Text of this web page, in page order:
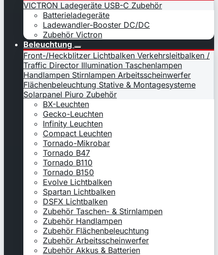
VICTRON Ladegeräte USB-C Zubehör
Batterieladegeräte
Ladewandler-Booster DC/DC
Zubehör Victron
Beleuchtung
Front-/Heckblitzer Lichtbalken Verkehrsleitbalken /
Traffic Director Illumination Taschenlampen
Handlampen Stirnlampen Arbeitsscheinwerfer
Flächenbeleuchtung Stative & Montagesysteme
Solarpanel Piuro Zubehör
BX-Leuchten
Gecko-Leuchten
Infinity Leuchten
Compact Leuchten
Tornado-Mikrobar
Tornado B47
Tornado B110
Tornado B150
Evolve Lichtbalken
Spartan Lichtbalken
DSFX Lichtbalken
Zubehör Taschen- & Stirnlampen
Zubehör Handlampen
Zubehör Flächenbeleuchtung
Zubehör Arbeitsscheinwerfer
Zubehör Akkus & Batterien